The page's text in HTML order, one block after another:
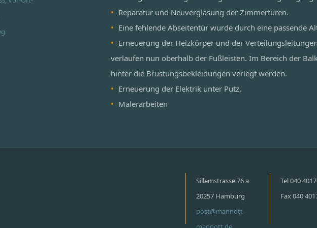
Reparatur und Neuverglasung der Zimmertüren.
Eine fehlende Abseitentür wurde durch eine passende
Erneuerung der Heizkörper und der
verlaufen nun oberhalb der Fußleisten. Im Bereich der
hinter die Brüstungsbekleidungen verlegt werden.
Erneuerung der Elektrik unter Putz.
Malerarbeiten
Sillemstrasse 76 a
20257 Hamburg
post@mannott-
Tel 040
Fax 040